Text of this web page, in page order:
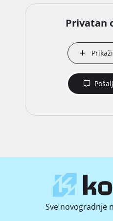
Privatan
Sve novogradnje